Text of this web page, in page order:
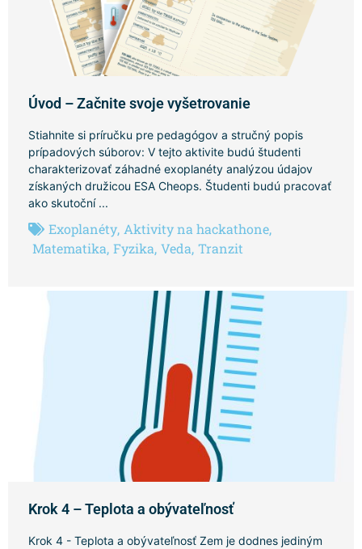
Úvod – Začnite svoje vyšetrovanie
Stiahnite si príručku pre pedagógov a stručný popis
prípadových súborov: V tejto aktivite budú študenti
charakterizovať záhadné exoplanéty analýzou údajov
získaných družicou ESA Cheops. Študenti budú pracovať
ako skutoční ...
Exoplanéty, Aktivity na hackathone,
Matematika, Fyzika, Veda, Tranzit
Krok 4 – Teplota a obývateľnosť
Krok 4 - Teplota a obývateľnosť Zem je dodnes jediným